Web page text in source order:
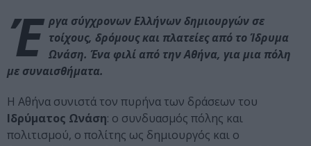
Έ ργα σύγχρονων Ελλήνων δημιουργών σε
τοίχους, δρόμους και πλατείες από το Ίδρυμα
Ωνάση. Ένα φιλί από την Αθήνα, για μια πόλη
με συναισθήματα.
Η Αθήνα συνιστά τον πυρήνα των δράσεων του
Ιδρύματος Ωνάση: ο συνδυασμός πόλης και
πολιτισμού, ο πολίτης ως δημιουργός και ο